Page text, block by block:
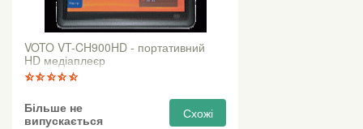
VOTO VT-CH900HD - портативний
HD медіаплеєр
Більше не
випускається
Схожі